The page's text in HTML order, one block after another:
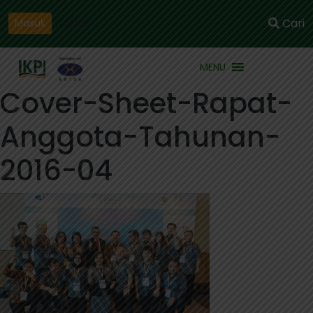
Masuk Cari
MENU
Cover-Sheet-Rapat-
Anggota-Tahunan-
2016-04